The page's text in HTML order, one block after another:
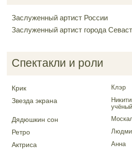
Заслуженный артист России
Заслуженный артист города
Спектакли и роли
Крик Клэр
Звезда экрана
учёный
Дядюшкин сон
Ретро
Актриса Анна